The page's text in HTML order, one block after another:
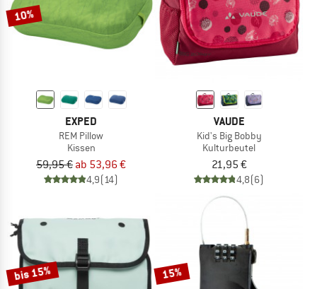
10%
EXPED
REM Pillow
Kissen
59,95 € ab 53,96 €
4,9(14)
VAUDE
Kid's Big Bobby
Kulturbeutel
21,95 €
4,8(6)
bis 15% 15%